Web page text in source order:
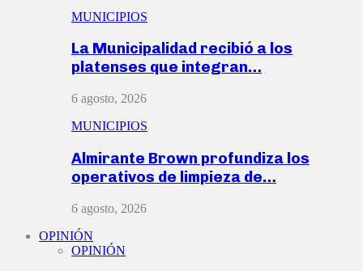
MUNICIPIOS
La Municipalidad recibió a los
platenses que integran…
6 agosto, 2026
MUNICIPIOS
Almirante Brown profundiza los
operativos de limpieza de…
6 agosto, 2026
OPINIÓN
OPINIÓN